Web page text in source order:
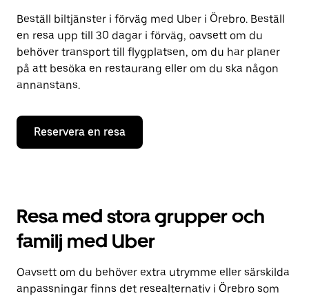
Beställ biltjänster i förväg med Uber i Örebro. Beställ
en resa upp till 30 dagar i förväg, oavsett om du
behöver transport till flygplatsen, om du har planer
på att besöka en restaurang eller om du ska någon
annanstans.
Reservera en resa
Resa med stora grupper och
familj med Uber
Oavsett om du behöver extra utrymme eller särskilda
anpassningar finns det resealternativ i Örebro som